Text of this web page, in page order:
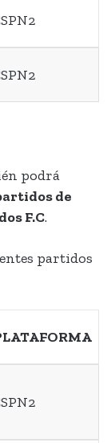
podrá
de
F.C.
partidos